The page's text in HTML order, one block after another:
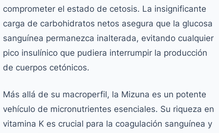
comprometer el estado de cetosis. La insignificante
carga de carbohidratos netos asegura que la glucosa
sanguínea permanezca inalterada, evitando cualquier
pico insulínico que pudiera interrumpir la producción
de cuerpos cetónicos.
Más allá de su macroperfil, la Mizuna es un potente
vehículo de micronutrientes esenciales. Su riqueza en
vitamina K es crucial para la coagulación sanguínea y